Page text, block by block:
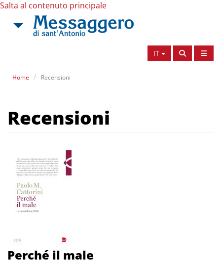
Salta al contenuto principale
IT
Home Recensioni
Recensioni
Perché il male